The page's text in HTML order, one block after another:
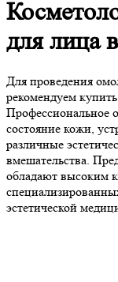
для лица
Для проведения
рекомендуем
Профессиональное
состояние кожи,
различные
вмешательства.
обладают высоким
эстетической